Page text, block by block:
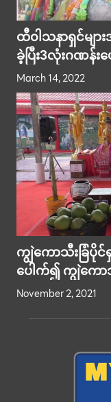
ထီ၀ါသနာရှင်မျ
ခဲ့ပြီး3လုံးဂဏ
March 14, 2022
ကျွဲကောသီးခြံပို
ပေါက်၍ ကျွဲကေ
ကပ်လှူ
November 2, 2021